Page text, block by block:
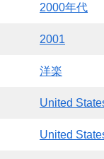
2000年代
2001
洋楽
United
United